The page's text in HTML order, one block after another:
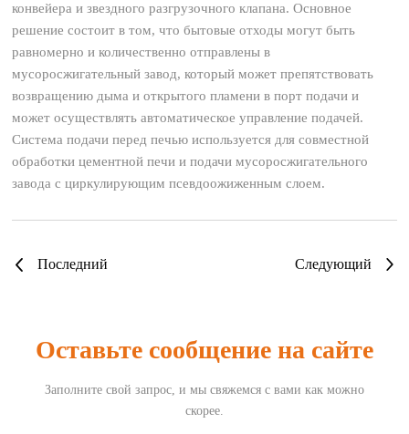
конвейера и звездного разгрузочного клапана. Основное
решение состоит в том, что бытовые отходы могут быть
равномерно и количественно отправлены в
мусоросжигательный завод, который может препятствовать
возвращению дыма и открытого пламени в порт подачи и
может осуществлять автоматическое управление подачей.
Система подачи перед печью используется для совместной
обработки цементной печи и подачи мусоросжигательного
завода с циркулирующим псевдоожиженным слоем.
Последний Следующий
Оставьте сообщение на сайте
Заполните свой запрос, и мы свяжемся с вами как можно
скорее.